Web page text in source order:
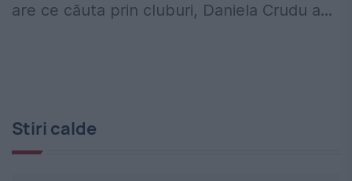
are ce căuta prin cluburi, Daniela Crudu a...
Stiri calde